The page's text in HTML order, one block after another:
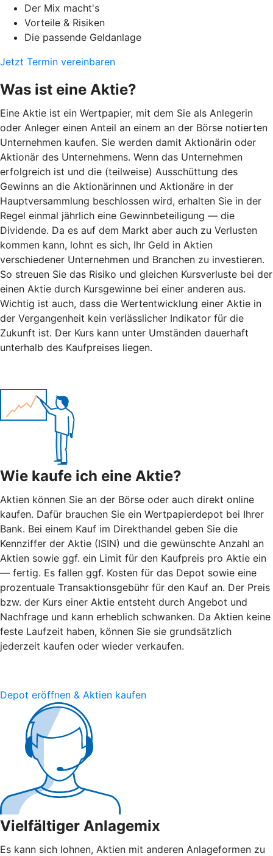
Der Mix macht's
Vorteile & Risiken
Die passende Geldanlage
Jetzt Termin vereinbaren
Was ist eine Aktie?
Eine Aktie ist ein Wertpapier, mit dem Sie als Anlegerin
oder Anleger einen Anteil an einem an der Börse notierten
Unternehmen kaufen. Sie werden damit Aktionärin oder
Aktionär des Unternehmens. Wenn das Unternehmen
erfolgreich ist und die (teilweise) Ausschüttung des
Gewinns an die Aktionärinnen und Aktionäre in der
Hauptversammlung beschlossen wird, erhalten Sie in der
Regel einmal jährlich eine Gewinnbeteiligung — die
Dividende. Da es auf dem Markt aber auch zu Verlusten
kommen kann, lohnt es sich, Ihr Geld in Aktien
verschiedener Unternehmen und Branchen zu investieren.
So streuen Sie das Risiko und gleichen Kursverluste bei der
einen Aktie durch Kursgewinne bei einer anderen aus.
Wichtig ist auch, dass die Wertentwicklung einer Aktie in
der Vergangenheit kein verlässlicher Indikator für die
Zukunft ist. Der Kurs kann unter Umständen dauerhaft
unterhalb des Kaufpreises liegen.
Wie kaufe ich eine Aktie?
Aktien können Sie an der Börse oder auch direkt online
kaufen. Dafür brauchen Sie ein Wertpapierdepot bei Ihrer
Bank. Bei einem Kauf im Direkthandel geben Sie die
Kennziffer der Aktie (ISIN) und die gewünschte Anzahl an
Aktien sowie ggf. ein Limit für den Kaufpreis pro Aktie ein
— fertig. Es fallen ggf. Kosten für das Depot sowie eine
prozentuale Transaktionsgebühr für den Kauf an. Der Preis
bzw. der Kurs einer Aktie entsteht durch Angebot und
Nachfrage und kann erheblich schwanken. Da Aktien keine
feste Laufzeit haben, können Sie sie grundsätzlich
jederzeit kaufen oder wieder verkaufen.
Depot eröffnen & Aktien kaufen
Vielfältiger Anlagemix
Es kann sich lohnen, Aktien mit anderen Anlageformen zu